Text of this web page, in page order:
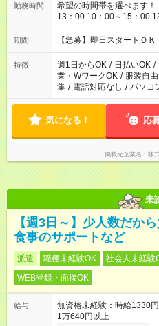
勤務時間
希望の時間帯を選べます
13：00 10：00～15：00
シフト例：8時間～＞ ・
22：00～翌6：00 など！
期間 【急募】即日スタートＯ
特徴 週1日からOK / 日払いOK /
業・WワークOK / 服装自由
集 / 電話対応なし / パソコ
気になる！ 応
掲載元企業名 株
未
【週3日～】少人数だか
食事のサポートなど
派遣 職種未経験OK 社会人未経験
WEB登録・面接OK
給与
無資格未経験：時給
1万640円以上